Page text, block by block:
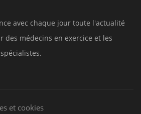
avec chaque jour toute l'actualité
des médecins en exercice et les
et cookies